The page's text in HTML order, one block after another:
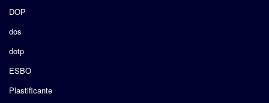
DOP
dos
dotp
ESBO
Plastificante